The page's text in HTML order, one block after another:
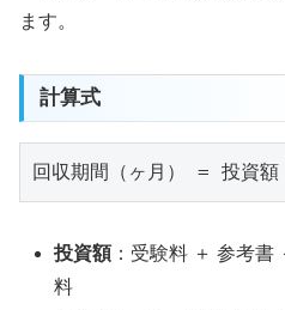
ます。
計算式
投資額：受験料 ＋ 参考書
料